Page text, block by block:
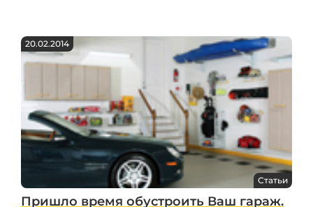
20.02.2014
Статьи
Пришло время обустроить Ваш гараж.